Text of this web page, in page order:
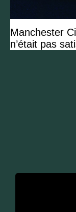
Manchester
n’était pas